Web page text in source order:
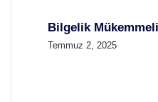
Bilgelik
Temmuz 2, 2025